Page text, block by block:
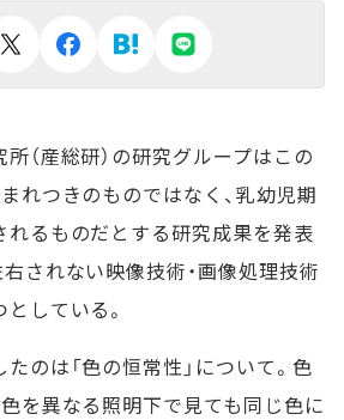
（産総研）の研究グループはこの
れつきのものではなく、乳幼児期
れるものだとする研究成果を発表
されない映像技術・画像処理技術
している。
のは「色の恒常性」について。色
を異なる照明下で見ても同じ色に